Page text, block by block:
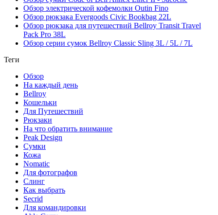
Обзор электрической кофемолки Outin Fino
Обзор рюкзака Evergoods Civic Bookbag 22L
Обзор рюкзака для путешествий Bellroy Transit Travel
Pack Pro 38L
Обзор серии сумок Bellroy Classic Sling 3L / 5L / 7L
Теги
Обзор
На каждый день
Bellroy
Кошельки
Для Путешествий
Рюкзаки
На что обратить внимание
Peak Design
Сумки
Кожа
Nomatic
Для фотографов
Слинг
Как выбрать
Secrid
Для командировки